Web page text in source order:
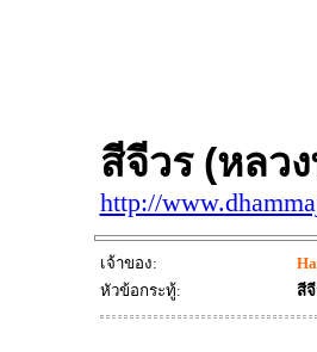
สีจีวร (หลว
http://
เจ้าของ:
หัวข้อกระทู้:
สี